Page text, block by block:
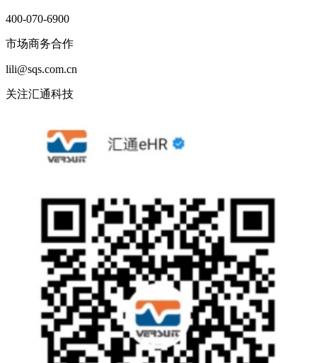
400-070-6900
市场商务合作
lili@sqs.com.cn
关注汇通科技